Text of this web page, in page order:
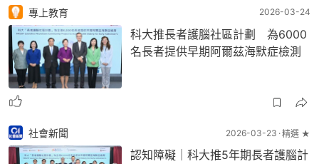
專上教育 2026-03-24
科大推長者護腦社區計劃 為6000
名長者提供早期阿爾茲海默症檢測
社會新聞 2026-03-23 精選 ★
認知障礙｜科大推5年期長者護腦計